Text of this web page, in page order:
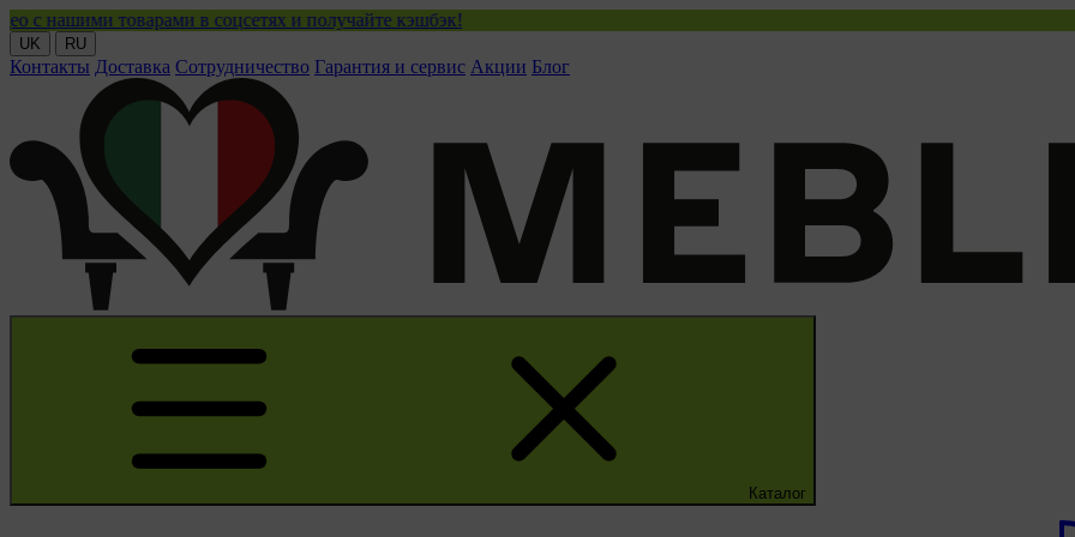
товарами в соцсетях и получайте кэшбэк!
UK RU
Контакты Доставка Сотрудничество Гарантия и сервис Акции Блог
Каталог